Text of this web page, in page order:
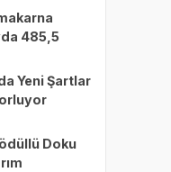
485,5
Yeni Şartlar
Doku